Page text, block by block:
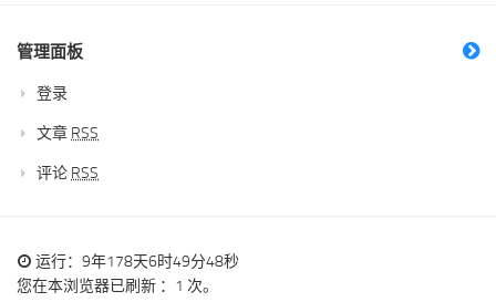
管理面板
登录
文章 RSS
评论 RSS
运行：9年178天6时49分49秒
您在本浏览器已刷新 ：1 次。